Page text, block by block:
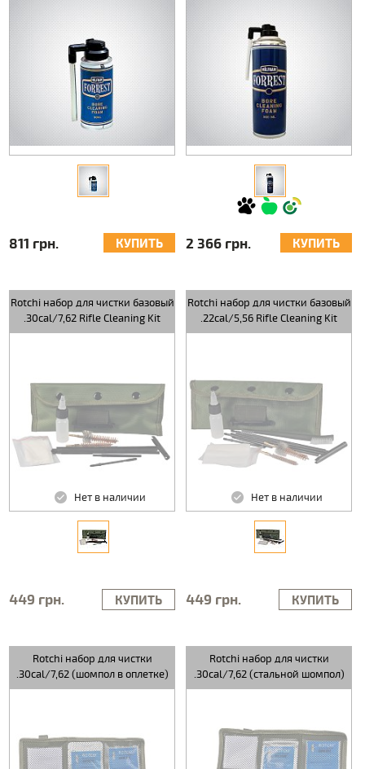
811 грн. КУПИТЬ 2 366 грн. КУПИТЬ
Rotchi набор для чистки базовый
.30cal/7,62 Rifle Cleaning Kit
Нет в наличии
449 грн. КУПИТЬ
Rotchi набор для чистки базовый
.22cal/5,56 Rifle Cleaning Kit
Нет в наличии
449 грн. КУПИТЬ
Rotchi набор для чистки
.30cal/7,62 (шомпол в оплетке)
Rotchi набор для чистки
.30cal/7,62 (стальной шомпол)